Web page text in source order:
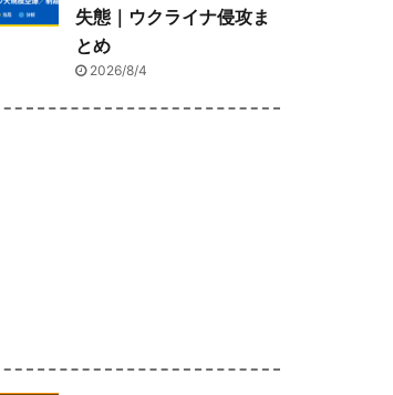
失態｜ウクライナ侵攻ま
とめ
2026/8/4